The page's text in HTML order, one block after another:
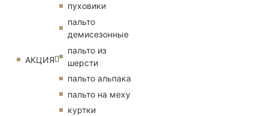
АКЦИЯ
пуховики
пальто
демисезонные
пальто из
шерсти
пальто альпака
пальто на меху
куртки